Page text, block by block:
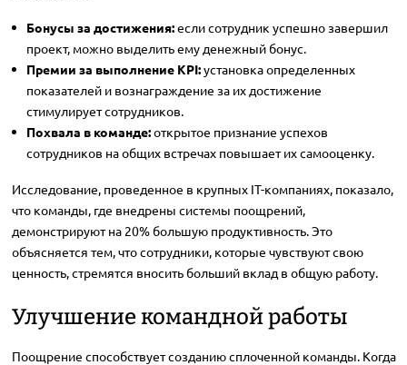
Бонусы за достижения:если сотрудник успешно завершил
проект, можно выделить ему денежный бонус.
Премии за выполнение KPI:установка определенных
показателей и вознаграждение за их достижение
стимулирует сотрудников.
Похвала в команде:открытое признание успехов
сотрудников на общих встречах повышает их самооценку.
Исследование, проведенное в крупных IT-компаниях, показало,
что команды, где внедрены системы поощрений,
демонстрируют на 20% большую продуктивность. Это
объясняется тем, что сотрудники, которые чувствуют свою
ценность, стремятся вносить больший вклад в общую работу.
Улучшение командной работы
Поощрение способствует созданию сплоченной команды. Когда